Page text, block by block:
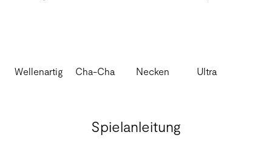
Wellenartig Cha-Cha Necken Ultra
Spielanleitung